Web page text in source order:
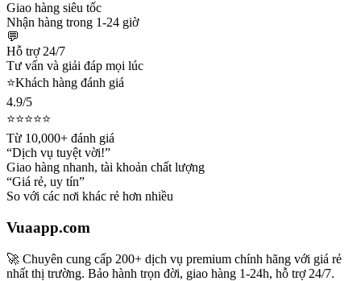
Giao hàng siêu tốc
Nhận hàng trong 1-24 giờ
💬
Hỗ trợ 24/7
Tư vấn và giải đáp mọi lúc
⭐Khách hàng đánh giá
4.9/5
⭐⭐⭐⭐⭐
Từ 10,000+ đánh giá
“Dịch vụ tuyệt vời!”
Giao hàng nhanh, tài khoản chất lượng
“Giá rẻ, uy tín”
So với các nơi khác rẻ hơn nhiều
Vuaapp.com
🚀 Chuyên cung cấp 200+ dịch vụ premium chính hãng với giá rẻ
nhất thị trường. Bảo hành trọn đời, giao hàng 1-24h, hỗ trợ 24/7.